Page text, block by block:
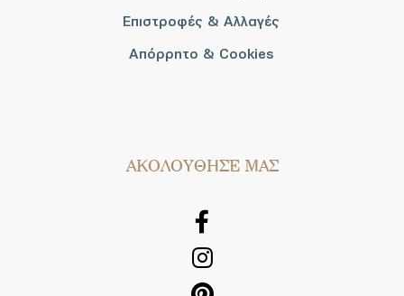
Επιστροφές & Αλλαγές
Απόρρητο & Cookies
AΚΟΛΟΥΘΗΣΕ ΜΑΣ